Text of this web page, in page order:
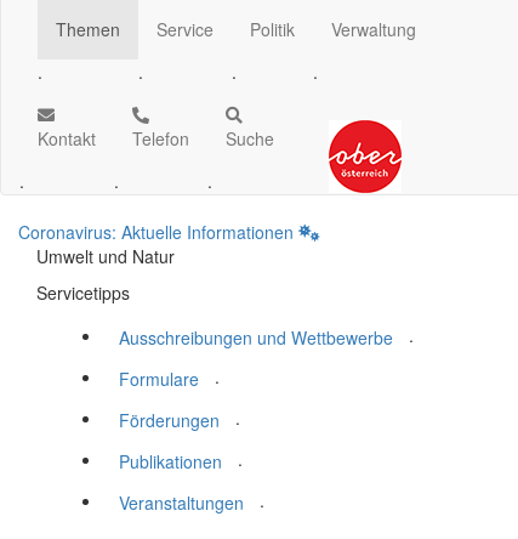
Themen
.
Service
.
Politik
.
Verwaltung
.
Kontakt
.
Telefon
.
Suche
.
Coronavirus: Aktuelle Informationen
Umwelt und Natur
Servicetipps
Ausschreibungen und Wettbewerbe
.
Formulare
.
Förderungen
.
Publikationen
.
Veranstaltungen
.